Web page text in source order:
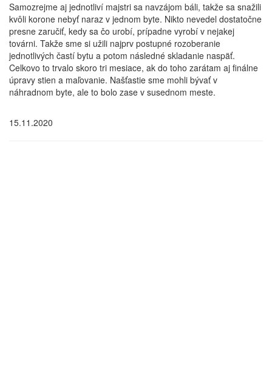
Samozrejme aj jednotliví majstri sa navzájom báli, takže sa snažili
kvôli korone nebyť naraz v jednom byte. Nikto nevedel dostatočne
presne zaručiť, kedy sa čo urobí, prípadne vyrobí v nejakej
továrni. Takže sme si užili najprv postupné rozoberanie
jednotlivých častí bytu a potom následné skladanie naspäť.
Celkovo to trvalo skoro tri mesiace, ak do toho zarátam aj finálne
úpravy stien a maľovanie. Našťastie sme mohli bývať v
náhradnom byte, ale to bolo zase v susednom meste.
15.11.2020